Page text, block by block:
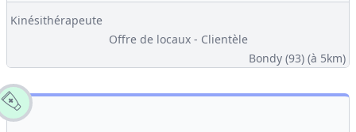
Kinésithérapeute
Offre de locaux - Clientèle
Bondy (93) (à 5km)